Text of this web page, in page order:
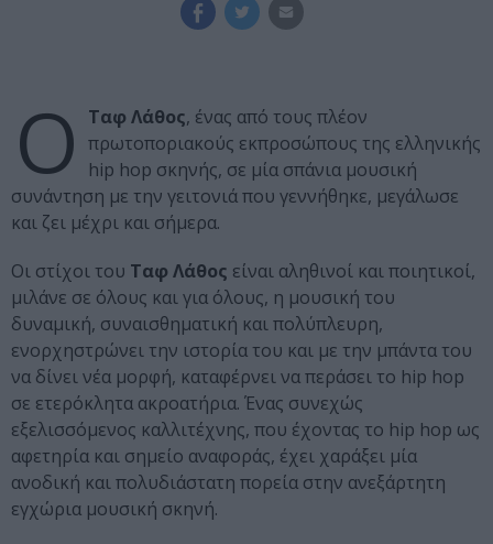
Ο Ταφ Λάθος, ένας από τους πλέον
πρωτοποριακούς εκπροσώπους της ελληνικής
hip hop σκηνής, σε μία σπάνια μουσική
συνάντηση με την γειτονιά που γεννήθηκε, μεγάλωσε
και ζει μέχρι και σήμερα.
Οι στίχοι του Ταφ Λάθος είναι αληθινοί και ποιητικοί,
μιλάνε σε όλους και για όλους, η μουσική του
δυναμική, συναισθηματική και πολύπλευρη,
ενορχηστρώνει την ιστορία του και με την μπάντα του
να δίνει νέα μορφή, καταφέρνει να περάσει το hip hop
σε ετερόκλητα ακροατήρια. Ένας συνεχώς
εξελισσόμενος καλλιτέχνης, που έχοντας το hip hop ως
αφετηρία και σημείο αναφοράς, έχει χαράξει μία
ανοδική και πολυδιάστατη πορεία στην ανεξάρτητη
εγχώρια μουσική σκηνή.